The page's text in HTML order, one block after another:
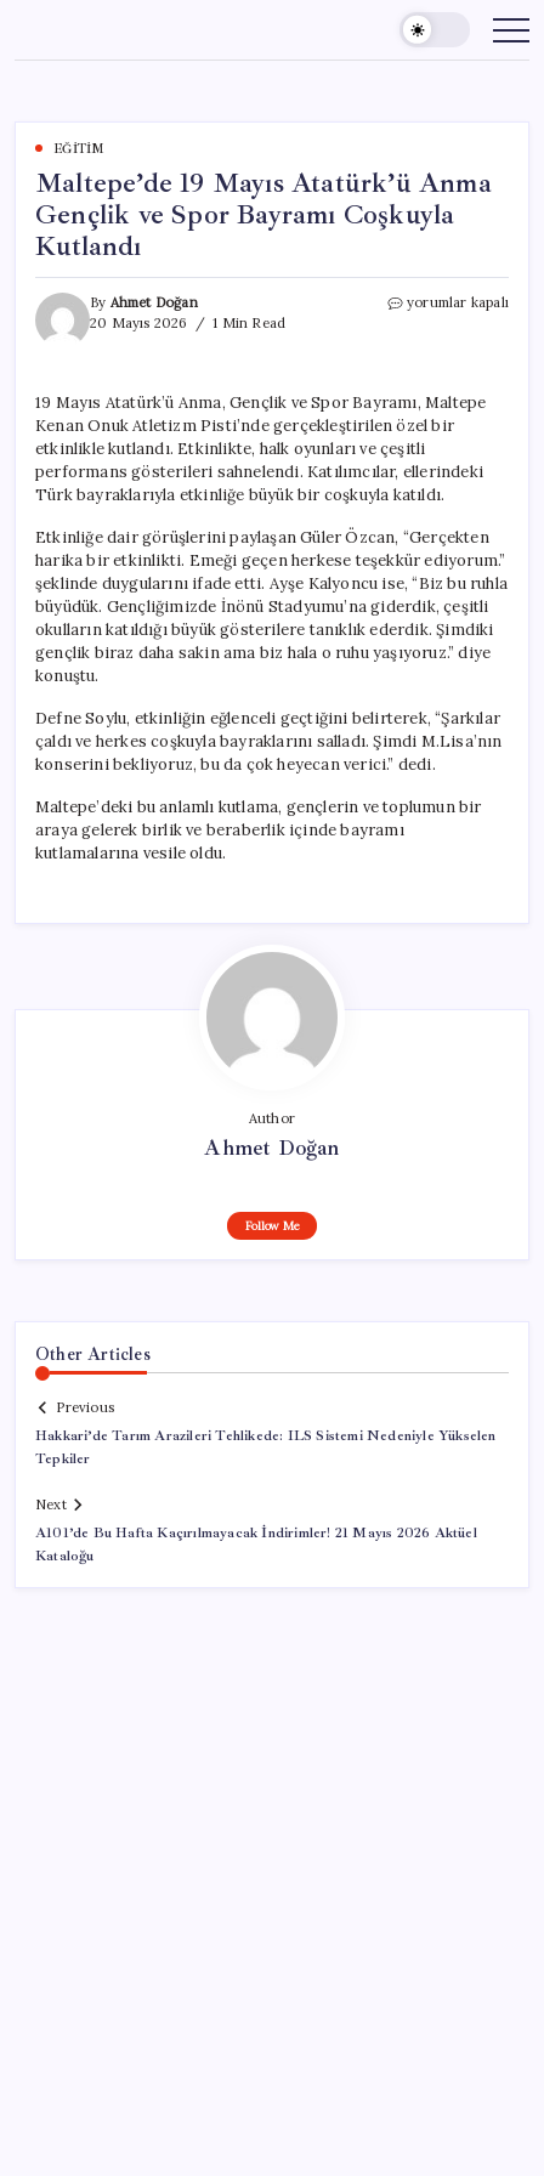
content
EĞITIM
Maltepe’de 19 Mayıs Atatürk’ü Anma
Gençlik ve Spor Bayramı Coşkuyla
Kutlandı
By Ahmet Doğan
20 Mayıs 2026
1 Min Read
Maltepe’de
Gençlik
ve
Spor
Bayramı
Coşkuyla
için
yorumlar kapalı
19 Mayıs Atatürk’ü Anma, Gençlik ve Spor Bayramı, Maltepe
Kenan Onuk Atletizm Pisti’nde gerçekleştirilen özel bir
etkinlikle kutlandı. Etkinlikte, halk oyunları ve çeşitli
performans gösterileri sahnelendi. Katılımcılar, ellerindeki
Türk bayraklarıyla etkinliğe büyük bir coşkuyla katıldı.
Etkinliğe dair görüşlerini paylaşan Güler Özcan, “Gerçekten
harika bir etkinlikti. Emeği geçen herkese teşekkür ediyorum.”
şeklinde duygularını ifade etti. Ayşe Kalyoncu ise, “Biz bu ruhla
büyüdük. Gençliğimizde İnönü Stadyumu’na giderdik, çeşitli
okulların katıldığı büyük gösterilere tanıklık ederdik. Şimdiki
gençlik biraz daha sakin ama biz hala o ruhu yaşıyoruz.” diye
konuştu.
Defne Soylu, etkinliğin eğlenceli geçtiğini belirterek, “Şarkılar
çaldı ve herkes coşkuyla bayraklarını salladı. Şimdi M.Lisa’nın
konserini bekliyoruz, bu da çok heyecan verici.” dedi.
Maltepe’deki bu anlamlı kutlama, gençlerin ve toplumun bir
araya gelerek birlik ve beraberlik içinde bayramı
kutlamalarına vesile oldu.
Author
Ahmet Doğan
Follow Me
Other Articles
Previous
Hakkari’de Tarım Arazileri Tehlikede: ILS Sistemi Nedeniyle Yükselen
Tepkiler
Next
A101’de Bu Hafta Kaçırılmayacak İndirimler! 21 Mayıs 2026 Aktüel
Kataloğu